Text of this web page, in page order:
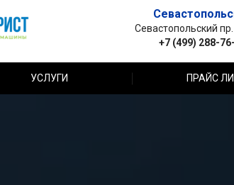
Севастопольский пр.
+7 (499) 288-
УСЛУГИ ПРАЙС